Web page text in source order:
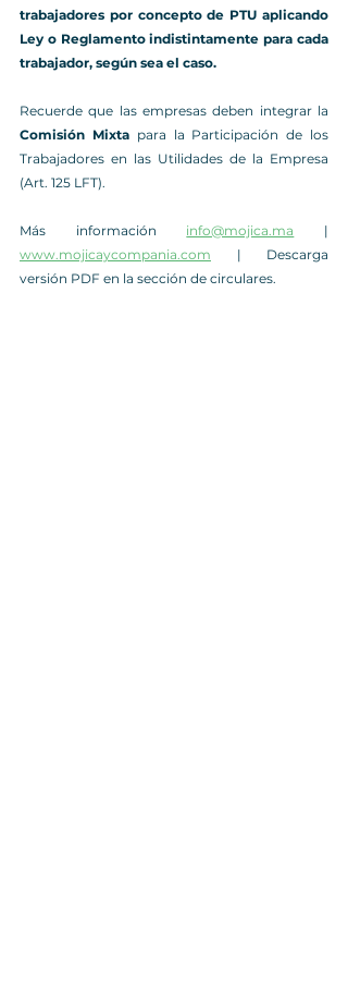
trabajadores por concepto de PTU aplicando
Ley o Reglamento indistintamente para cada
trabajador, según sea el caso.
Comisión Mixta para la Participación de los
Trabajadores en las Utilidades de la Empresa
(Art. 125 LFT).
Más información info@mojica.ma
www.mojicaycompania.com | Descarga
versión PDF en la sección de circulares.